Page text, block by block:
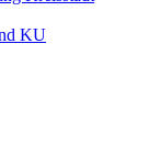
KU